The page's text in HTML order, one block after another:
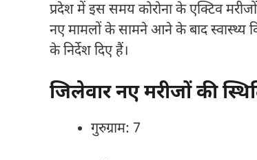
प्रदेश में इस समय कोरोना के एक्टिव
नए मामलों के सामने आने के बाद स्वास्थ्य
के निर्देश दिए हैं।
जिलेवार नए मरीजों की
गुरुग्राम: 7